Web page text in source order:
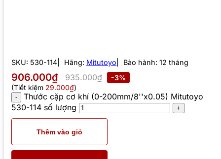
SKU: 530-114 Hãng: Mitutoyo Bảo hành: 12 tháng
906.000₫ 935.000₫
-3%
(Tiết kiệm 29.000₫)
Thước cặp cơ khí (0-200mm/8''x0.05) Mitutoyo
530-114 số lượng
Thêm vào giỏ